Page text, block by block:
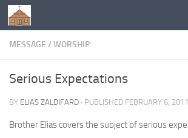
Below content
MESSAGE /WORSHIP
Serious Expectations
BY ELIAS ZALDIFARD · PUBLISHED FEBRUARY 6, 2011
Brother Elias covers the subject of serious